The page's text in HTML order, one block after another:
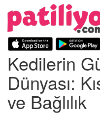
Kedilerin
Dünyası:
ve Bağlılık